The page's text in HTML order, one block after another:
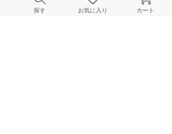
探す お気に入り カート